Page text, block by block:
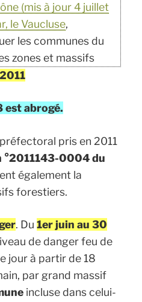
(mis à jour 4 juillet
le Vaucluse,
les communes du
zones et massifs
est abrogé.
pris en 2011
0004 du
également la
forestiers.
. Du1er juin au 30
de danger feu de
jour à partir de 18
par grand massif
incluse dans celui-